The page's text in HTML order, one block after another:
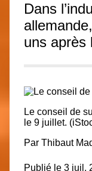
Dans
uns après
Le conseil de
le 9 juillet.
Par Thibaut
Publié le 3 juil.